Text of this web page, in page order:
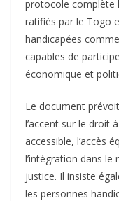
protocole complète
ratifiés par le Togo
handicapées
capables de
économique et
Le document
l’accent sur le droit
accessible, l’accès
l’intégration dans le
justice. Il insiste
les personnes